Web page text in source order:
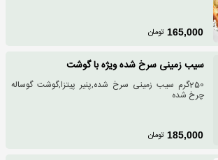
165,000 تومان
سیب زمینی سرخ شده ویژه با گوشت
250گرم سیب زمینی سرخ شده,پنیر پیتزا,گوشت گوساله
چرخ شده
185,000 تومان